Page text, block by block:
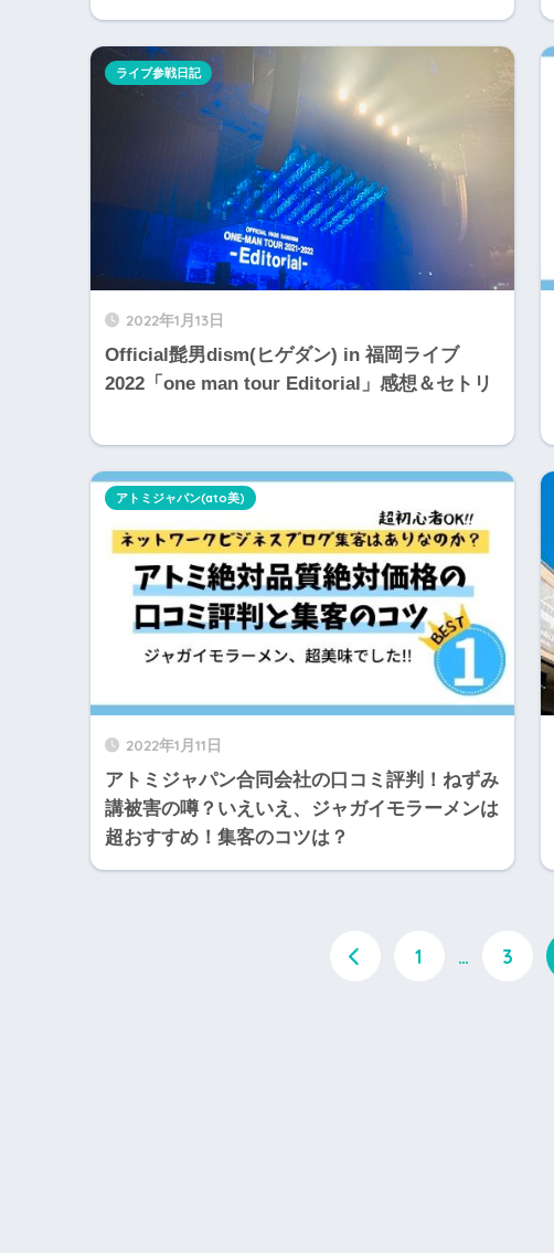
2022年1月13日
Official髭男dism(ヒゲダン) in 福岡ライブ
2022「one man tour Editorial」感想＆セトリ
ライブ参戦日記
2022年1月11日
アトミジャパン合同会社の口コミ評判！ねずみ
講被害の噂？いえいえ、ジャガイモラーメンは
超おすすめ！集客のコツは？
アトミジャパン(ato美)
1 … 3